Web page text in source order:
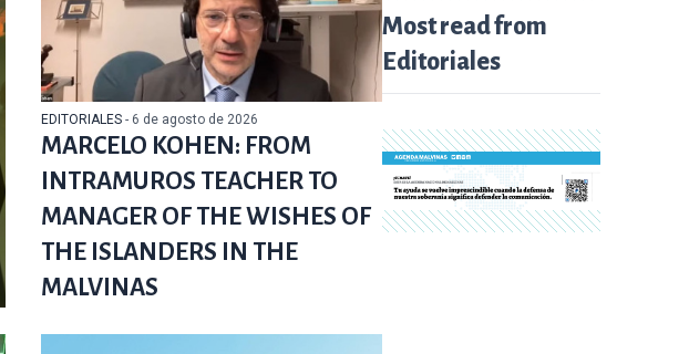
EDITORIALES - 6 de agosto de 2026
MARCELO KOHEN: FROM
INTRAMUROS TEACHER TO
MANAGER OF THE WISHES OF
THE ISLANDERS IN THE
MALVINAS
Most read from
Editoriales